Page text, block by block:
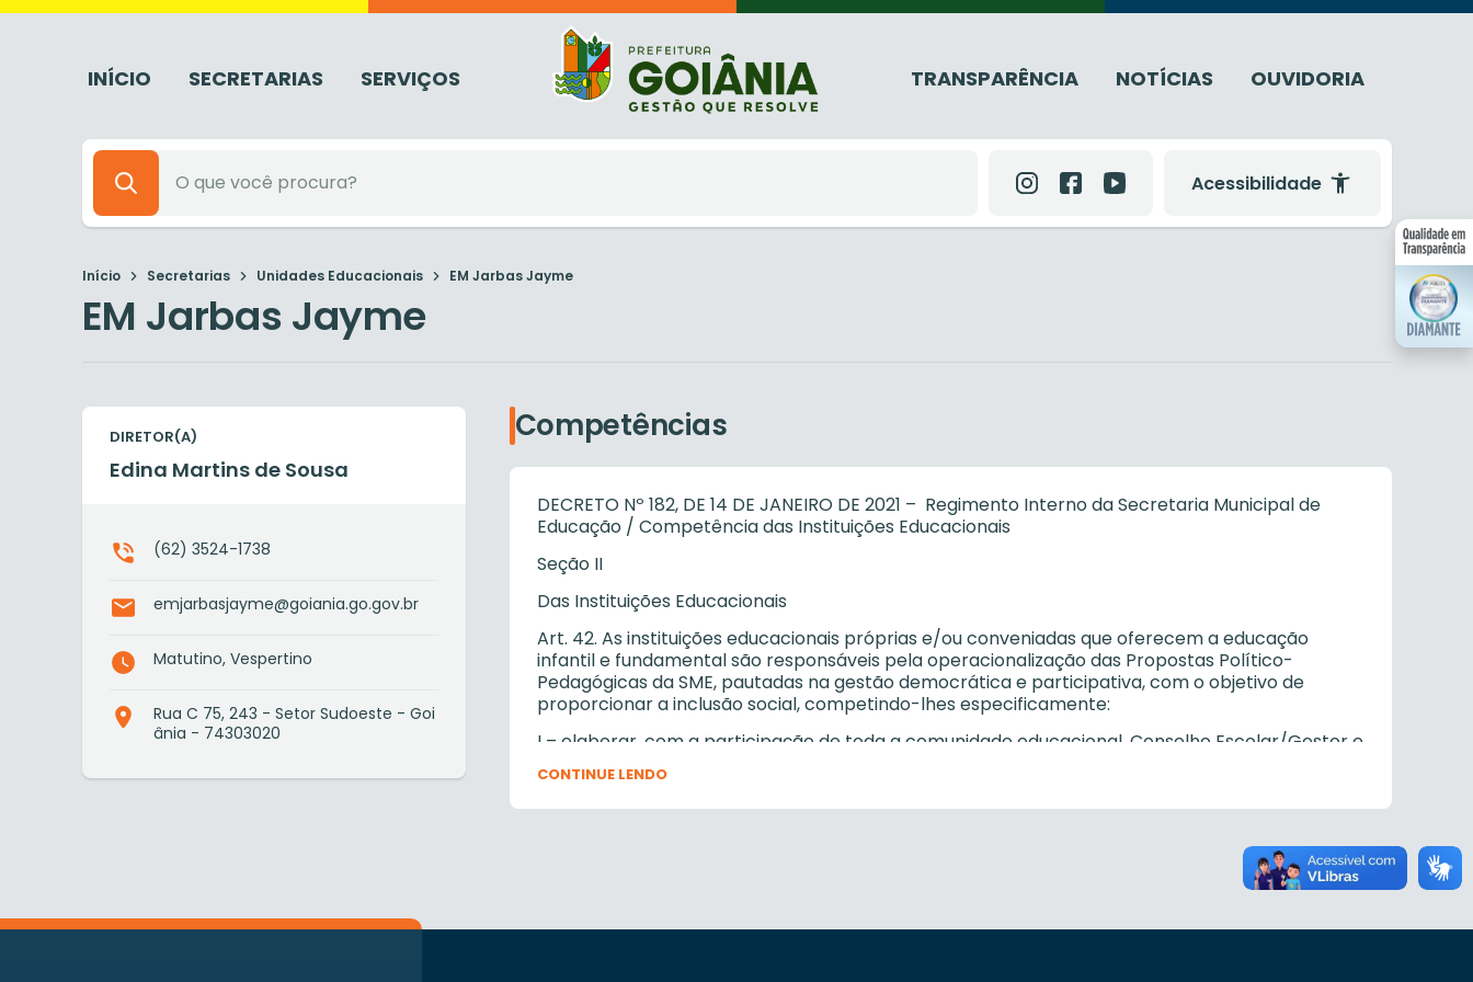
INÍCIO SECRETARIAS SERVIÇOS TRANSPARÊNCIA NOTÍCIAS OUVIDORIA
Acessibilidade
Início Secretarias Unidades Educacionais EM Jarbas Jayme
EM Jarbas Jayme
DIRETOR(A)
Edina Martins de Sousa
(62) 3524-1738
emjarbasjayme@goiania.go.gov.br
Matutino, Vespertino
Rua C 75, 243 - Setor Sudoeste - Goi
ânia - 74303020
Competências
DECRETO Nº 182, DE 14 DE JANEIRO DE 2021 – Regimento Interno da Secretaria Municipal de
Educação / Competência das Instituições Educacionais
Seção II
Das Instituições Educacionais
Art. 42. As instituições educacionais próprias e/ou conveniadas que oferecem a educação
infantil e fundamental são responsáveis pela operacionalização das Propostas Político-
Pedagógicas da SME, pautadas na gestão democrática e participativa, com o objetivo de
proporcionar a inclusão social, competindo-lhes especificamente:
I – elaborar, com a participação de toda a comunidade educacional, Conselho Escolar/Gestor e
Grêmios Estudantis, assessoradas pelas Coordenadorias Regionais de Educação, o seu Projeto
Político-Pedagógico com vistas a conquistar sua autonomia e democratizar o ensino dentro do
Plano de Ação definido e sob responsabilidade da SME;
II – elaborar, com participação de toda a comunidade educacional, Conselho Escolar/Gestor e
Grêmios Estudantis, assessorados pelas Coordenadorias Regionais de Educação, o seu
Regimento para posterior análise e aprovação do Conselho Municipal de Educação;
III – coordenar e articular todas as atividades pedagógicas e administrativas, em consonância
CONTINUE LENDO